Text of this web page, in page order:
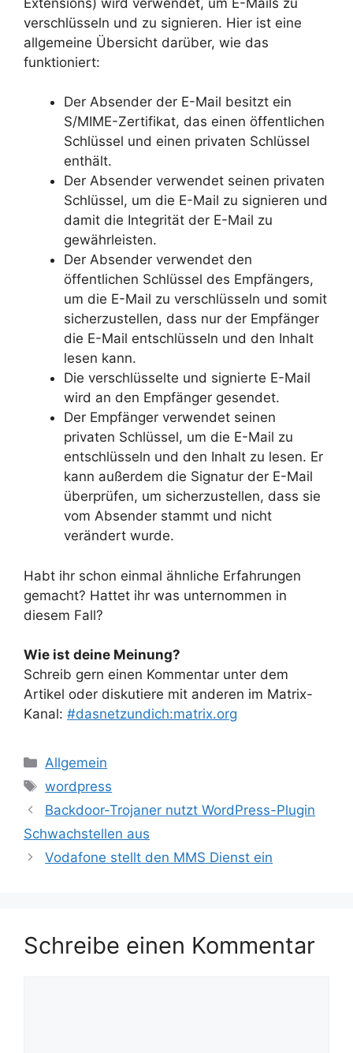
verschlüsseln und zu signieren. Hier ist eine
allgemeine Übersicht darüber, wie das
funktioniert:
Der Absender der E-Mail besitzt ein
S/MIME-Zertifikat, das einen öffentlichen
Schlüssel und einen privaten Schlüssel
enthält.
Der Absender verwendet seinen privaten
Schlüssel, um die E-Mail zu signieren und
damit die Integrität der E-Mail zu
gewährleisten.
Der Absender verwendet den
öffentlichen Schlüssel des Empfängers,
um die E-Mail zu verschlüsseln und somit
sicherzustellen, dass nur der Empfänger
die E-Mail entschlüsseln und den Inhalt
lesen kann.
Die verschlüsselte und signierte E-Mail
wird an den Empfänger gesendet.
Der Empfänger verwendet seinen
privaten Schlüssel, um die E-Mail zu
entschlüsseln und den Inhalt zu lesen. Er
kann außerdem die Signatur der E-Mail
überprüfen, um sicherzustellen, dass sie
vom Absender stammt und nicht
verändert wurde.
Habt ihr schon einmal ähnliche Erfahrungen
gemacht? Hattet ihr was unternommen in
diesem Fall?
Wie ist deine Meinung?
Schreib gern einen Kommentar unter dem
Artikel oder diskutiere mit anderen im Matrix-
Kanal: #dasnetzundich:matrix.org
Kategorien
Allgemein
Schlagwörter
wordpress
Backdoor-Trojaner nutzt WordPress-Plugin
Schwachstellen aus
Vodafone stellt den MMS Dienst ein
Schreibe einen Kommentar